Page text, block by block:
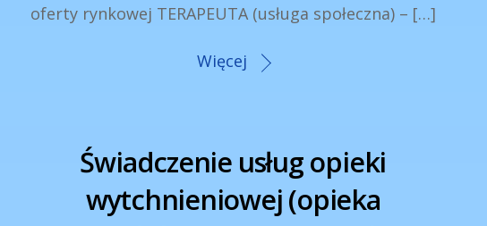
oferty rynkowej TERAPEUTA (usługa społeczna) – […]
Więcej
Świadczenie usług opieki
wytchnieniowej (opieka